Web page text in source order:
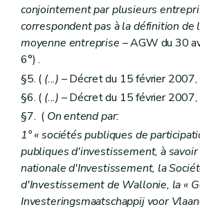
conjointement par plusieurs
correspondent pas à la définition de
moyenne entreprise – AGW du 30
6°) .
§5. ( (...) – Décret du 15 février 2007,
§6. ( (...) – Décret du 15 février 2007,
§7. ( On entend par:
1° « sociétés publiques de
publiques d'investissement, à
nationale d'Investissement, la
d'Investissement de Wallonie, la «
Investeringsmaatschappij voor